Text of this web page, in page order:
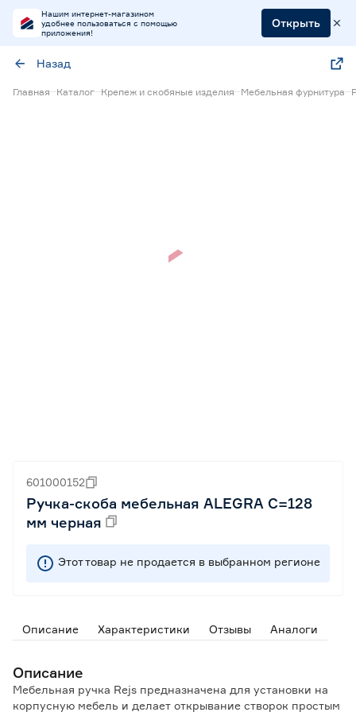
Нашим интернет-магазином
удобнее пользоваться с помощью
приложения!
Открыть
Назад
Главная Каталог Крепеж и скобяные изделия Мебельная фурнитура
601000152
Ручка-скоба мебельная ALEGRA С=128
мм черная
Этот товар не продается в выбранном регионе
Описание Характеристики Отзывы Аналоги
Описание
Мебельная ручка Rejs предназначена для установки на
корпусную мебель и делает открывание створок простым